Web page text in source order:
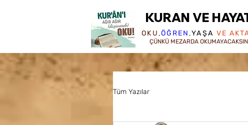
KURAN VE
OKU ,ÖĞREN ,YAŞA VE
ÇÜNKÜ MEZARDA OKUMAYACAKSIN
Tüm Yazılar